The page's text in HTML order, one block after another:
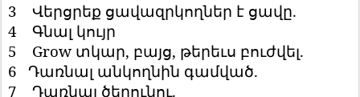
3
Վերցրեք ցավազրկողներ է ցավը.
4
Գնալ կույր
5
Grow տկար, բայց, թերեւս բուժվել.
6 Դառնալ անկողնին գամված.
7
Դառնալ ծերունու.